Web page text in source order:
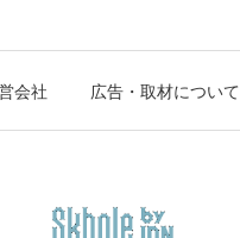
会社 広告・取材について